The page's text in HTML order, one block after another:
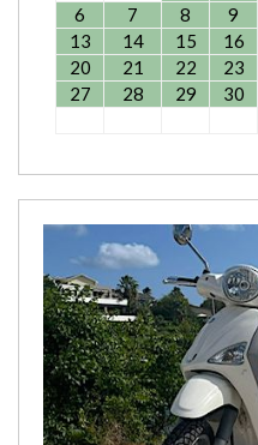
6
7 8 9
13
14 15 16
20
21 22 23
27
28 29 30